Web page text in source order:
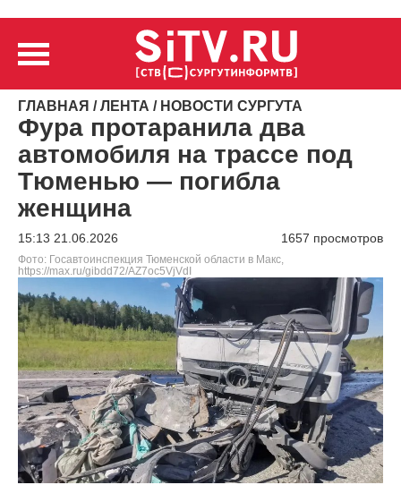
ГЛАВНАЯ /ЛЕНТА / НОВОСТИ СУРГУТА
Фура протаранила два
автомобиля на трассе под
Тюменью — погибла
женщина
15:13 21.06.2026 1657 просмотров
Фото: Госавтоинспекция Тюменской области в Макс,
https://max.ru/gibdd72/AZ7oc5VjVdI